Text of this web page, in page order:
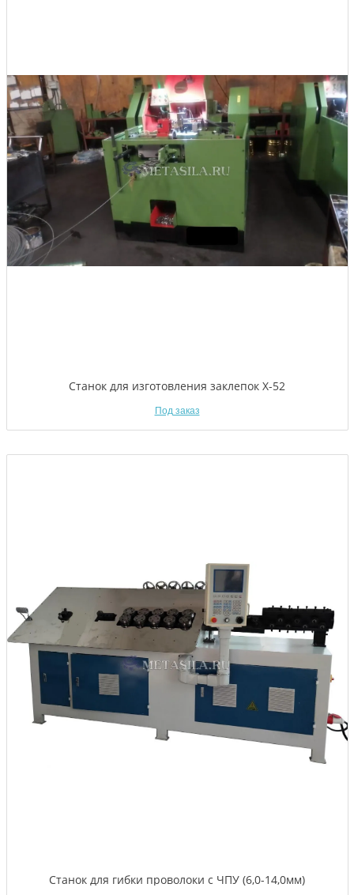
Станок для изготовления заклепок X-52
Под заказ
Станок для гибки проволоки с ЧПУ (6,0-14,0мм)